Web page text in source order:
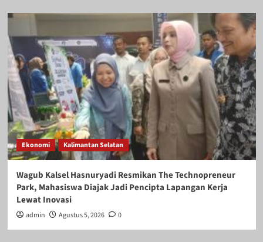
Ekonomi Kalimantan Selatan
Wagub Kalsel Hasnuryadi Resmikan The Technopreneur
Park, Mahasiswa Diajak Jadi Pencipta Lapangan Kerja
Lewat Inovasi
admin Agustus 5, 2026 0